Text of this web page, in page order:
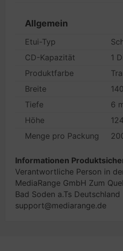
Allgemein
Etui-Typ
CD-Kapazität
1
Produktfarbe
Breite
Tiefe
6
Höhe
Menge pro Packung
Informationen
Verantwortliche Person in
MediaRange GmbH Zum
Bad Soden a.Ts Deutschland
support@mediarange.de